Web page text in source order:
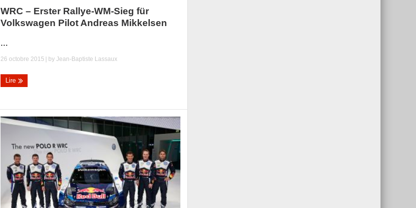
WRC – Erster Rallye-WM-Sieg für
Volkswagen Pilot Andreas Mikkelsen
...
26 octobre 2015 | byJean-Baptiste Lassaux
Lire